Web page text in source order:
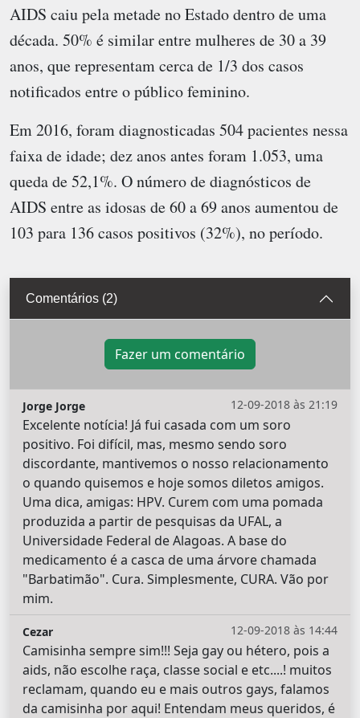
AIDS caiu pela metade no Estado dentro de uma
década. 50% é similar entre mulheres de 30 a 39
anos, que representam cerca de 1/3 dos casos
notificados entre o público feminino.
Em 2016, foram diagnosticadas 504 pacientes nessa
faixa de idade; dez anos antes foram 1.053, uma
queda de 52,1%. O número de diagnósticos de
AIDS entre as idosas de 60 a 69 anos aumentou de
103 para 136 casos positivos (32%), no período.
Comentários (2)
Fazer um comentário
12-09-2018 às 21:19
Jorge Jorge
Excelente notícia! Já fui casada com um soro
positivo. Foi difícil, mas, mesmo sendo soro
discordante, mantivemos o nosso relacionamento
o quando quisemos e hoje somos diletos amigos.
Uma dica, amigas: HPV. Curem com uma pomada
produzida a partir de pesquisas da UFAL, a
Universidade Federal de Alagoas. A base do
medicamento é a casca de uma árvore chamada
"Barbatimão". Cura. Simplesmente, CURA. Vão por
mim.
12-09-2018 às 14:44
Cezar
Camisinha sempre sim!!! Seja gay ou hétero, pois a
aids, não escolhe raça, classe social e etc....! muitos
reclamam, quando eu e mais outros gays, falamos
da camisinha por aqui! Entendam meus queridos, é